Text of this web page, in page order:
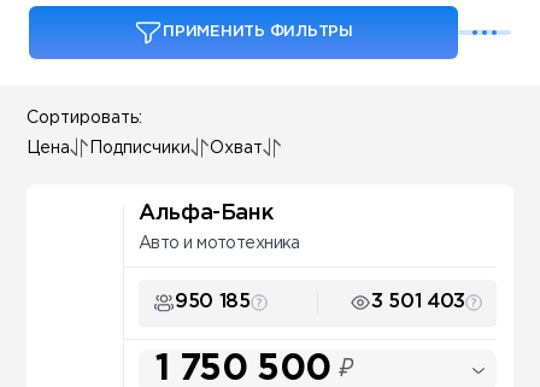
ПРИМЕНИТЬ ФИЛЬТРЫ
Сортировать:
Цена Подписчики Охват
Альфа-Банк
Авто и мототехника
950 185 3 501 403
1 750 500 ₽